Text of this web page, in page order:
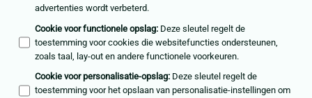
advertenties wordt verbeterd.
Cookie voor functionele opslag: Deze sleutel regelt de
toestemming voor cookies die websitefuncties ondersteunen,
zoals taal, lay-out en andere functionele voorkeuren.
Cookie voor personalisatie-opslag: Deze sleutel regelt de
toestemming voor het opslaan van personalisatie-instellingen om